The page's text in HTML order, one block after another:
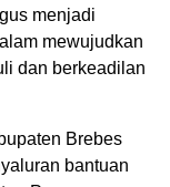
menjadi
mewujudkan
dan berkeadilan
Brebes
bantuan